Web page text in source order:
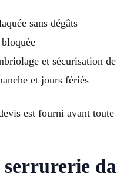
sans dégâts
et sécurisation
et jours fériés
est fourni avant
serrurerie